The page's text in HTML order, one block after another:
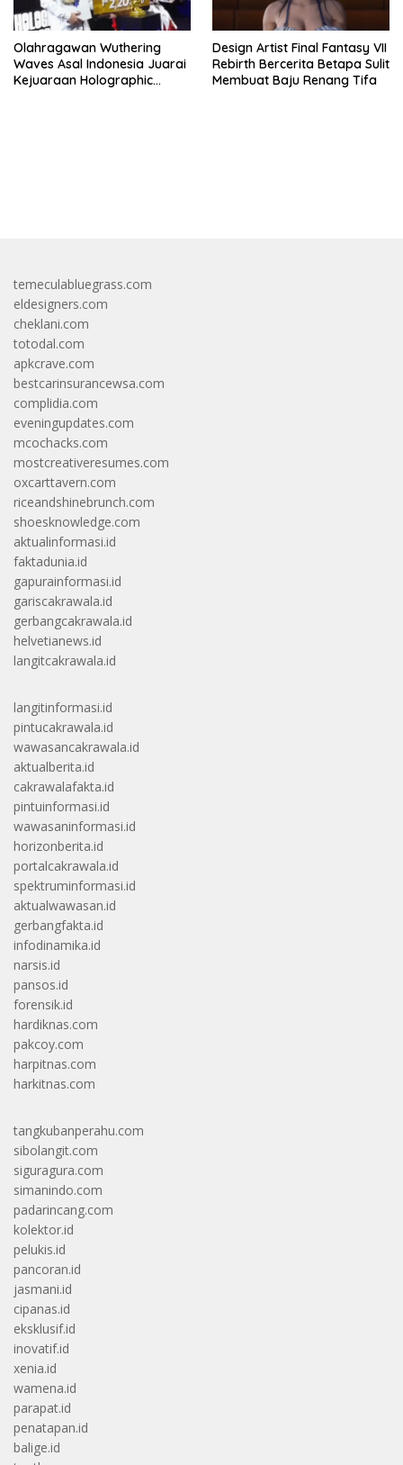
Olahragawan Wuthering
Waves Asal Indonesia Juarai
Kejuaraan Holographic
Design Artist Final Fantasy VII
Rebirth Bercerita Betapa Sulit
Membuat Baju Renang Tifa
temeculabluegrass.com
eldesigners.com
cheklani.com
totodal.com
apkcrave.com
bestcarinsurancewsa.com
complidia.com
eveningupdates.com
mcochacks.com
mostcreativeresumes.com
oxcarttavern.com
riceandshinebrunch.com
shoesknowledge.com
aktualinformasi.id
faktadunia.id
gapurainformasi.id
gariscakrawala.id
gerbangcakrawala.id
helvetianews.id
langitcakrawala.id
langitinformasi.id
pintucakrawala.id
wawasancakrawala.id
aktualberita.id
cakrawalafakta.id
pintuinformasi.id
wawasaninformasi.id
horizonberita.id
portalcakrawala.id
spektruminformasi.id
aktualwawasan.id
gerbangfakta.id
infodinamika.id
narsis.id
pansos.id
forensik.id
hardiknas.com
pakcoy.com
harpitnas.com
harkitnas.com
tangkubanperahu.com
sibolangit.com
siguragura.com
simanindo.com
padarincang.com
kolektor.id
pelukis.id
pancoran.id
jasmani.id
cipanas.id
eksklusif.id
inovatif.id
xenia.id
wamena.id
parapat.id
penatapan.id
balige.id